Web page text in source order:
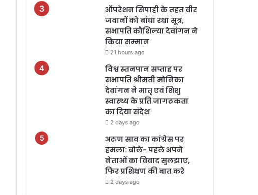
ऑपरेशन सिपाही के तहत वीर
जवानों को बांधा रक्षा सूत्र,
सभापति कौशिल्या देवांगन ने
किया सम्मान
21 hours ago
विश्व स्तनपान सप्ताह पर
सभापति श्रीमती मोनिका
देवांगन ने मातृ एवं शिशु
स्वास्थ्य के प्रति जागरूकता
का दिया संदेश
2 days ago
अरुण साव का कांग्रेस पर
हमला: बोले- पहले अपने
नेताओं का विवाद सुलझाए,
फिर प्रशिक्षण की बात करे
2 days ago